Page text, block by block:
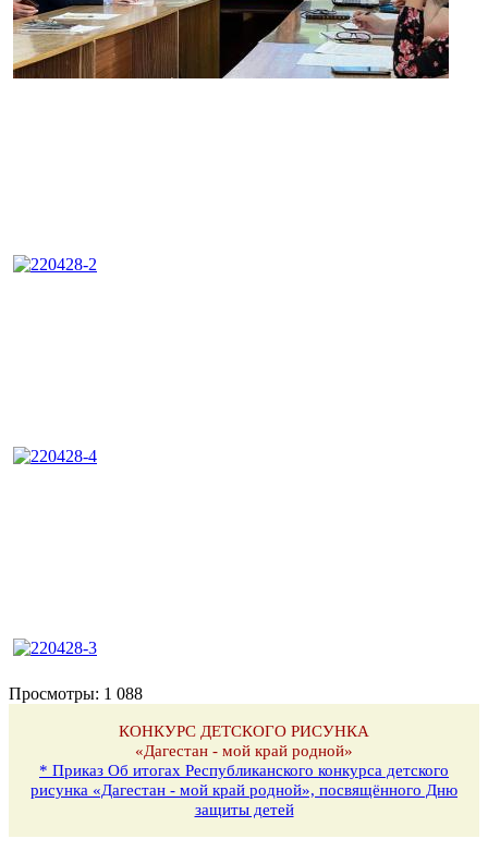
Просмотры: 1 088
КОНКУРС ДЕТСКОГО РИСУНКА
«Дагестан - мой край родной»
* Приказ Об итогах Республиканского конкурса детского
рисунка «Дагестан - мой край родной», посвящённого Дню
защиты детей